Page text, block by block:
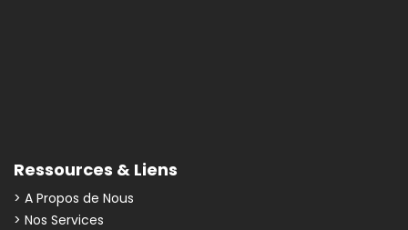
Ressources & Liens
> A Propos de Nous
> Nos Services